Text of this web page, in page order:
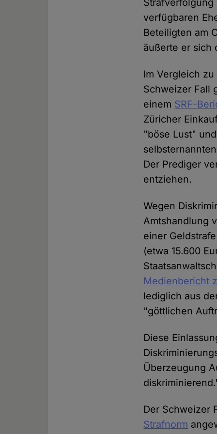
Strafverfolgung
verfügbaren
Beteiligten am
äußerte er sich
Im Vergleich
Schweizer Fall
einem SRF-
Züricher
"böse Lust"
Der Prediger
entziehen.
Wegen
Amtshandlung
einer
(etwa 15.600
Medienbericht
lediglich aus
"göttlichen
Diese
Überzeugung
Der Schweizer
Strafnorm